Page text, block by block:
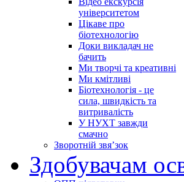
університетом
Цікаве про
біотехнологію
Доки викладач не
бачить
Ми творчі та креативні
Ми кмітливі
Біотехнологія - це
сила, швидкість та
витривалість
У НУХТ завжди
смачно
Зворотній звя’зок
Здобувачам